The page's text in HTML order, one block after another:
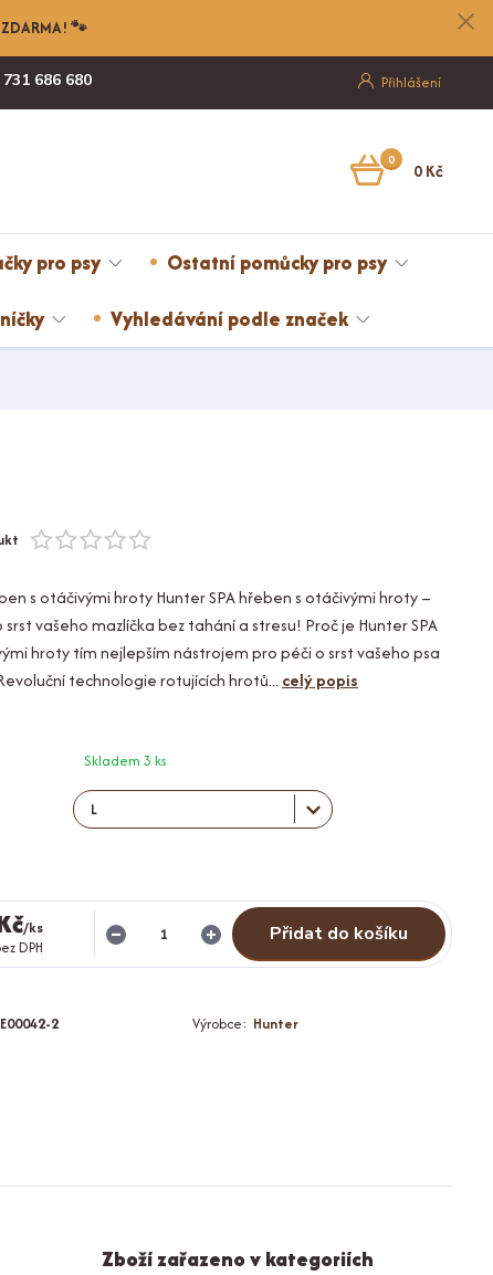
🐾
Přihlášení
686 680
0 0 Kč
pro psy Ostatní pomůcky pro psy
Vyhledávání podle značek
s otáčivými hroty Hunter SPA hřeben s otáčivými hroty –
vašeho mazlíčka bez tahání a stresu! Proč je Hunter SPA
hroty tím nejlepším nástrojem pro péči o srst vašeho psa
technologie rotujících hrotů...celý popis
Skladem 3 ks
/ks
DPH
Přidat do košíku
2 Výrobce: Hunter
Zboží zařazeno v kategoriích